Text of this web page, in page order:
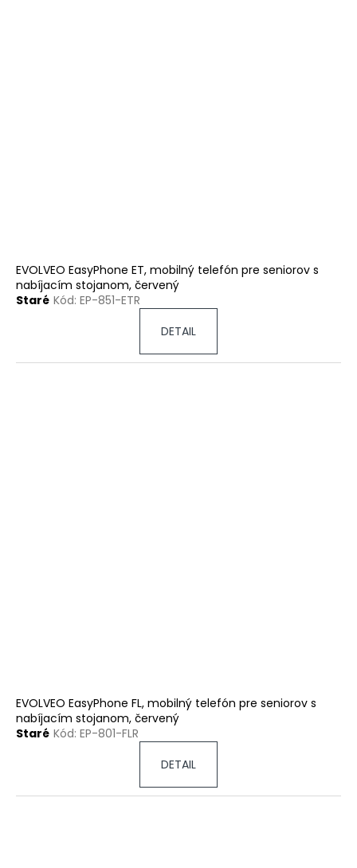
EVOLVEO EasyPhone ET, mobilný telefón pre seniorov s
nabíjacím stojanom, červený
Staré Kód: EP-851-ETR
DETAIL
EVOLVEO EasyPhone FL, mobilný telefón pre seniorov s
nabíjacím stojanom, červený
Staré Kód: EP-801-FLR
DETAIL